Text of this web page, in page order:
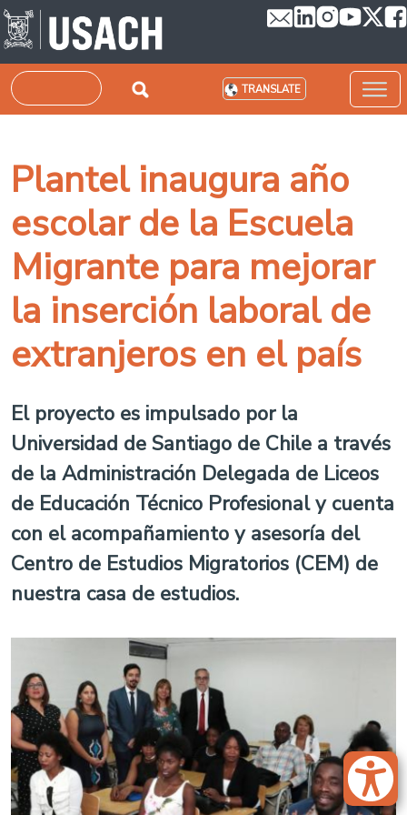
Skip to main content
Search TRANSLATE
Plantel inaugura año
escolar de la Escuela
Migrante para mejorar
la inserción laboral de
extranjeros en el país
El proyecto es impulsado por la
Universidad de Santiago de Chile a través
de la Administración Delegada de Liceos
de Educación Técnico Profesional y cuenta
con el acompañamiento y asesoría del
Centro de Estudios Migratorios (CEM) de
nuestra casa de estudios.